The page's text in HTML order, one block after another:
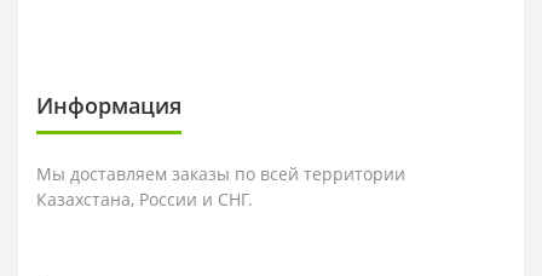
Информация
Мы доставляем заказы по всей территории
Казахстана, России и СНГ.